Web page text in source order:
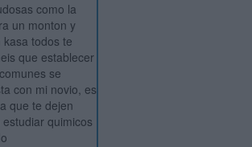
como la
un monton y
todos te
que establecer
se
con mi novio, es
que te dejen
quimicos